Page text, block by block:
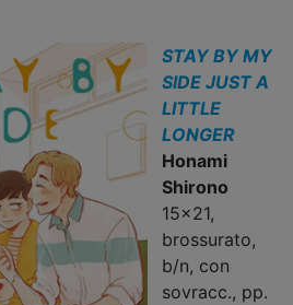
STAY BY MY
SIDE JUST A
LITTLE
LONGER
Honami
Shirono
15x21,
brossurato,
b/n, con
sovracc., pp.